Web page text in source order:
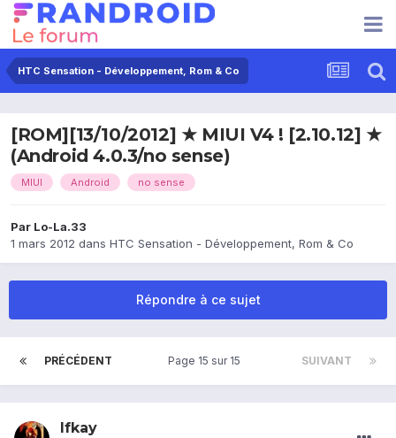
HTC Sensation - Développement, Rom & Co
[ROM][13/10/2012] ★ MIUI V4 ! [2.10.12] ★
(Android 4.0.3/no sense)
MIUI Android no sense
Par Lo-La.33
1 mars 2012 dans HTC Sensation - Développement, Rom & Co
Répondre à ce sujet
PRÉCÉDENT SUIVANT
Page 15 sur 15
Ifkay